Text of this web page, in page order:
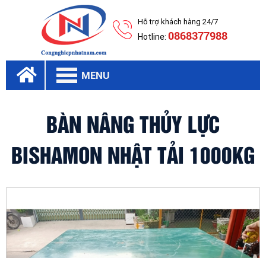
Hỗ trợ khách hàng 24/7
Hotline: 0868377988
MENU
BÀN NÂNG THỦY LỰC
BISHAMON NHẬT TẢI 1000KG